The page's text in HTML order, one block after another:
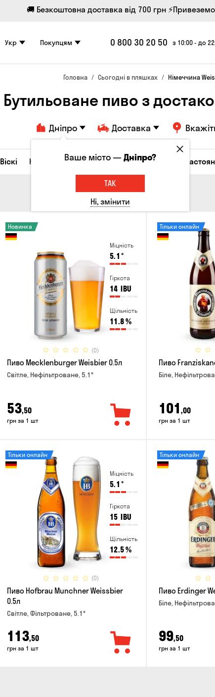
🚚 Безкоштовна доставка від 700 грн
Укр Покупцям 0 800 30 20 50 з 10:00 - до
Головна Сьогодні в пляшках Німеччина
Бутильоване пиво з
Дніпро Доставка
Віскі Коктейлі Горілка Соджу Лікери та
Міцність
5.1 °
Гіркота
14 IBU
Щільність
11.8%
(0)
Новинка
Пиво Mecklenburger Weisbier 0.5л
Світле, Нефільтроване, 5.1°
53,50
грн за 1 шт
Тільки онлайн
Пиво
Біле,
101 ,00
грн за 1 шт
Міцність
5.1 °
Гіркота
15 IBU
Щільність
12.5%
(0)
Тільки онлайн
Пиво Hofbrau Munchner Weissbier
0.5л
Світле, Фільтроване, 5.1°
113,50
грн за 1 шт
Тільки онлайн
Пиво Erdinger
Біле,
99,50
грн за 1 шт
Ваше місто —Дніпро?
ТАК
Ні, змінити